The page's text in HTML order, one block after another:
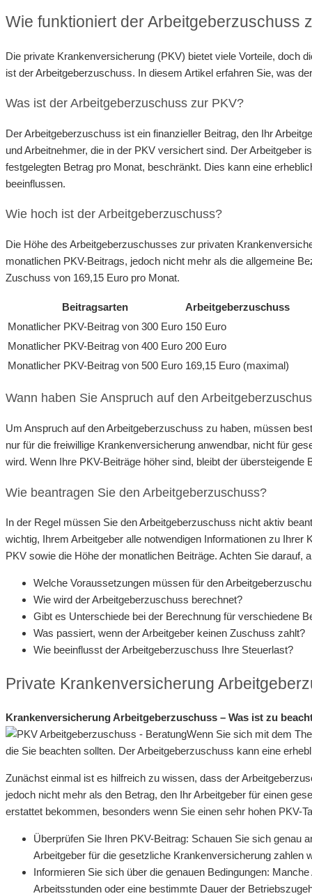
Wie funktioniert der Arbeitgeberzuschuss
Die private Krankenversicherung (PKV) bietet viele Vorteile, doch
ist der Arbeitgeberzuschuss. In diesem Artikel erfahren Sie, was
Was ist der Arbeitgeberzuschuss zur PKV?
Der Arbeitgeberzuschuss ist ein finanzieller Beitrag, den Ihr
und Arbeitnehmer, die in der PKV versichert sind. Der
festgelegten Betrag pro Monat, beschränkt. Dies kann eine
beeinflussen.
Wie hoch ist der Arbeitgeberzuschuss?
Die Höhe des Arbeitgeberzuschusses zur privaten
monatlichen PKV-Beitrags, jedoch nicht mehr als die allgemeine
Zuschuss von 169,15 Euro pro Monat.
Beitragsarten
Arbeitgeberzuschuss
Monatlicher PKV-Beitrag von 300 Euro 150 Euro
Monatlicher PKV-Beitrag von 400 Euro 200 Euro
Monatlicher PKV-Beitrag von 500 Euro 169,15 Euro (maximal)
Wann haben Sie Anspruch auf den
Um Anspruch auf den Arbeitgeberzuschuss zu haben, müssen
nur für die freiwillige Krankenversicherung anwendbar, nicht für
wird. Wenn Ihre PKV-Beiträge höher sind, bleibt der übersteigende
Wie beantragen Sie den Arbeitgeberzuschuss?
In der Regel müssen Sie den Arbeitgeberzuschuss nicht aktiv
wichtig, Ihrem Arbeitgeber alle notwendigen Informationen zu
PKV sowie die Höhe der monatlichen Beiträge. Achten Sie
Welche Voraussetzungen müssen für den
Wie wird der Arbeitgeberzuschuss berechnet?
Gibt es Unterschiede bei der Berechnung für verschiedene
Was passiert, wenn der Arbeitgeber keinen Zuschuss zahlt?
Wie beeinflusst der Arbeitgeberzuschuss Ihre Steuerlast?
Private Krankenversicherung
Krankenversicherung Arbeitgeberzuschuss – Was ist zu
Wenn Sie sich mit dem
die Sie beachten sollten. Der Arbeitgeberzuschuss kann eine
Zunächst einmal ist es hilfreich zu wissen, dass der
jedoch nicht mehr als den Betrag, den Ihr Arbeitgeber für einen
erstattet bekommen, besonders wenn Sie einen sehr hohen PKV-
Überprüfen Sie Ihren PKV-Beitrag: Schauen Sie sich genau
Arbeitgeber für die gesetzliche Krankenversicherung zahlen
Informieren Sie sich über die genauen Bedingungen:
Arbeitsstunden oder eine bestimmte Dauer der